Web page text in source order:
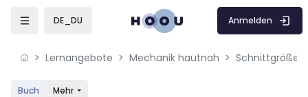
Skip to sidebar navigation menu
Skip to mobile navigation menu
Skip to sidebar hidden blocks
DE_DU Anmelden
Lernangebote Mechanik hautnah Schnittgrößen
Buch Mehr